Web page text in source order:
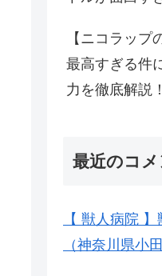
【ニコラッ
最高すぎる件
力を徹底解説！
最近のコメ
【 獣人病院
（神奈川県小